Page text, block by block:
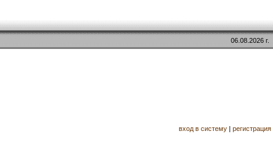
06.08.2026 г.
вход в систему | регистрация